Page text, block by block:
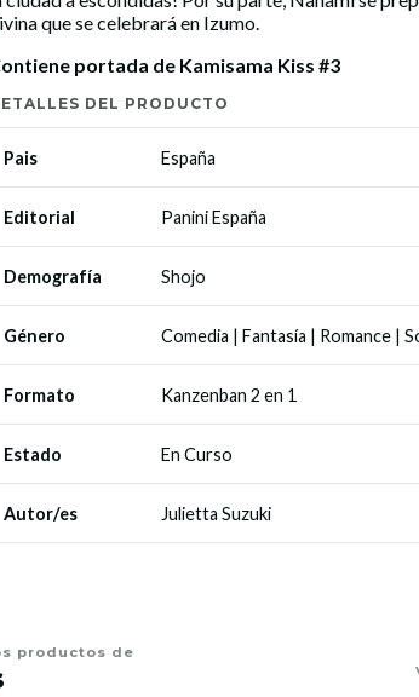
que se celebrará en Izumo.
portada de Kamisama Kiss #3
DEL PRODUCTO
Pais España
Editorial Panini España
Demografía Shojo
Género Comedia | Fantasía | Romance |
Formato Kanzenban 2 en 1
Estado En Curso
Autor/es Julietta Suzuki
productos de